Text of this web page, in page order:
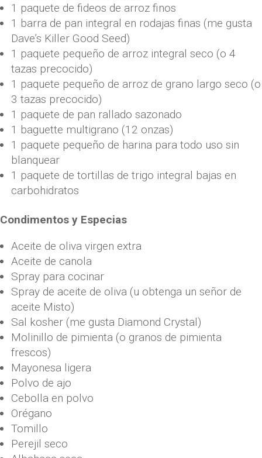
1 paquete de fideos de arroz finos
1 barra de pan integral en rodajas finas (me gusta
Dave’s Killer Good Seed)
1 paquete pequeño de arroz integral seco (o 4
tazas precocido)
1 paquete pequeño de arroz de grano largo seco (o
3 tazas precocido)
1 paquete de pan rallado sazonado
1 baguette multigrano (12 onzas)
1 paquete pequeño de harina para todo uso sin
blanquear
1 paquete de tortillas de trigo integral bajas en
carbohidratos
Condimentos y Especias
Aceite de oliva virgen extra
Aceite de canola
Spray para cocinar
Spray de aceite de oliva (u obtenga un señor de
aceite Misto)
Sal kosher (me gusta Diamond Crystal)
Molinillo de pimienta (o granos de pimienta
frescos)
Mayonesa ligera
Polvo de ajo
Cebolla en polvo
Orégano
Tomillo
Perejil seco